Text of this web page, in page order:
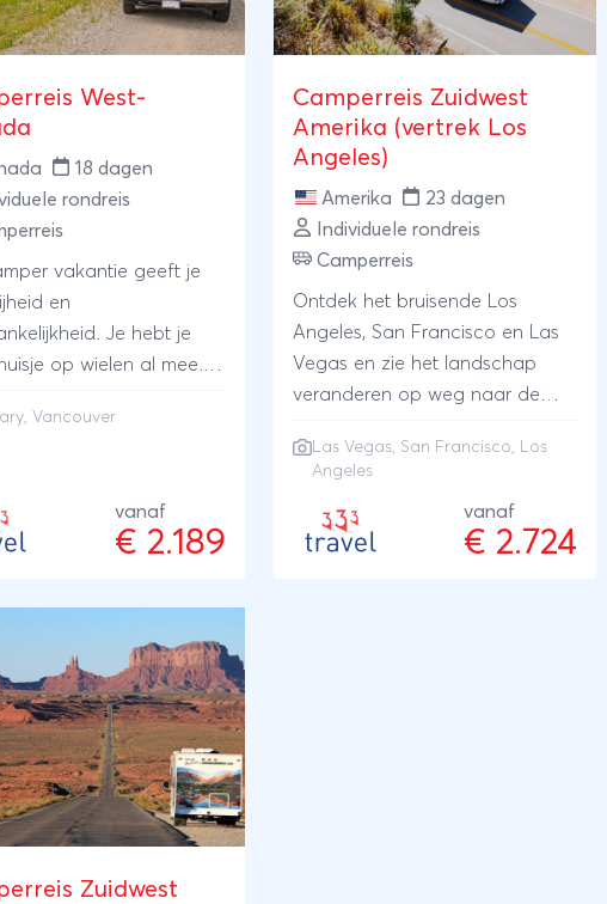
West-
18 dagen
rondreis
vakantie geeft je
en
Je hebt je
op wielen al mee.
of als suggestie
belangrijke
van West-
, Vancouver
vanaf
€ 2.189
Camperreis Zuidwest
Amerika (vertrek Los
Angeles)
Amerika
23 dagen
Individuele rondreis
Camperreis
Ontdek het bruisende Los
Angeles, San Francisco en Las
Vegas en zie het landschap
veranderen op weg naar de
parken in Californië en Arizona.
om op de mooiste plekjes in de
natuur te verblijven.
Las Vegas, San Francisco, Los
Angeles
vanaf
€ 2.724
Zuidwest